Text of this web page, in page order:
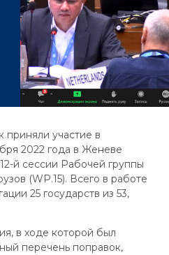
приняли участие в
2022 года в Женеве
й сессии Рабочей группы
(WP.15). Всего в работе
25 государств из 53,
в ходе которой был
перечень поправок,